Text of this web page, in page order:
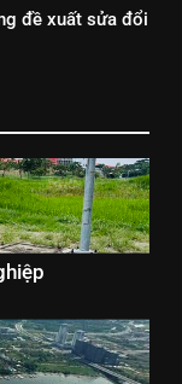
đề xuất sửa đổi